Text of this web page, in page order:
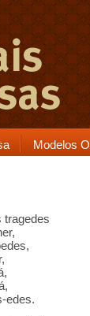
Modelos
tragedes
,
,
edes.